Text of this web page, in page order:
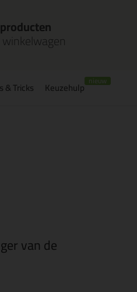
in winkelwagen
winkelwagen
& Tricks Keuzehulp
van de